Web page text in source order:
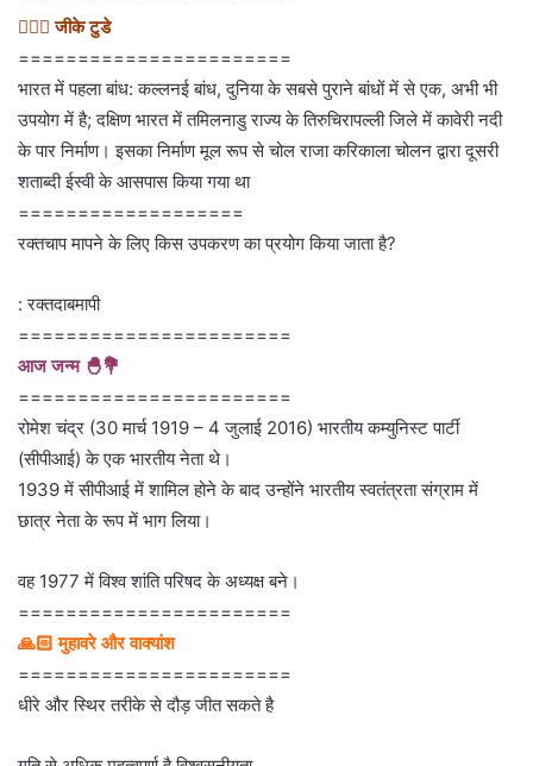
💁🏻‍♂‍ जीके टुडे
=======================
भारत में पहला बांध: कल्लनई बांध, दुनिया के सबसे पुराने बांधों में से एक, अभी भी
उपयोग में है; दक्षिण भारत में तमिलनाडु राज्य के तिरुचिरापल्ली जिले में कावेरी नदी
के पार निर्माण। इसका निर्माण मूल रूप से चोल राजा करिकाला चोलन द्वारा दूसरी
शताब्दी ईस्वी के आसपास किया गया था
===================
रक्तचाप मापने के लिए किस उपकरण का प्रयोग किया जाता है?
: रक्तदाबमापी
=======================
आज जन्म 🐣💐
=======================
रोमेश चंद्र (30 मार्च 1919 – 4 जुलाई 2016) भारतीय कम्युनिस्ट पार्टी
(सीपीआई) के एक भारतीय नेता थे।
1939 में सीपीआई में शामिल होने के बाद उन्होंने भारतीय स्वतंत्रता संग्राम में
छात्र नेता के रूप में भाग लिया।
वह 1977 में विश्व शांति परिषद के अध्यक्ष बने।
=======================
🙏🏻 मुहावरे और वाक्यांश
=======================
धीरे और स्थिर तरीके से दौड़ जीत सकते है